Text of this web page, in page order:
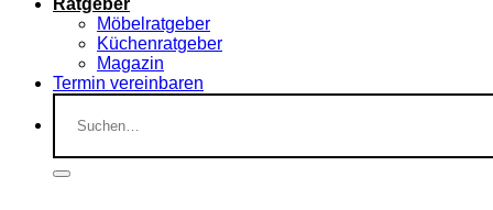
Ratgeber
Möbelratgeber
Küchenratgeber
Magazin
Termin vereinbaren
Suchen
nach: